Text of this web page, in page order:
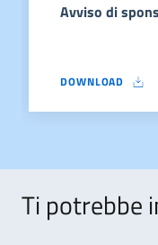
Avviso di
DOWNLOAD
AVVISO DI
Ti potrebbe